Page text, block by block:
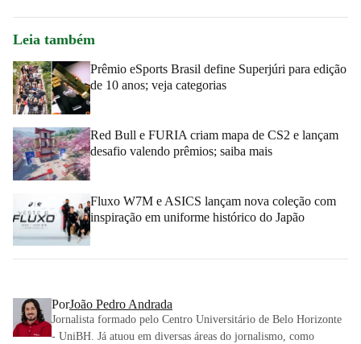
Leia também
Prêmio eSports Brasil define Superjúri para edição
de 10 anos; veja categorias
Red Bull e FURIA criam mapa de CS2 e lançam
desafio valendo prêmios; saiba mais
Fluxo W7M e ASICS lançam nova coleção com
inspiração em uniforme histórico do Japão
PorJoão Pedro Andrada
Jornalista formado pelo Centro Universitário de Belo Horizonte
- UniBH. Já atuou em diversas áreas do jornalismo, como